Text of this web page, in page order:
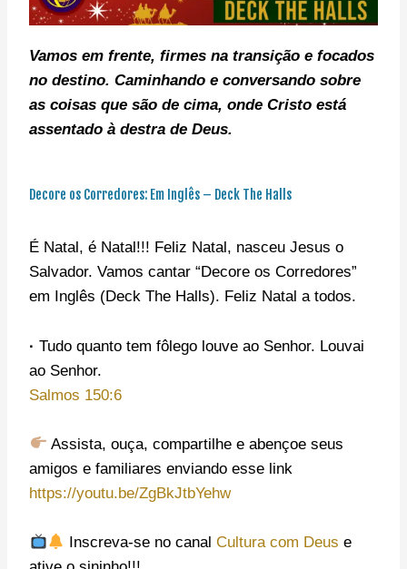
Vamos em frente, firmes na transição e focados
no destino. Caminhando e conversando sobre
as coisas que são de cima, onde Cristo está
assentado à destra de Deus.
Decore os Corredores: Em Inglês – Deck The Halls
É Natal, é Natal!!! Feliz Natal, nasceu Jesus o
Salvador. Vamos cantar “Decore os Corredores”
em Inglês (Deck The Halls). Feliz Natal a todos.
· Tudo quanto tem fôlego louve ao Senhor. Louvai
ao Senhor.
Salmos 150:6
Assista, ouça, compartilhe e abençoe seus
amigos e familiares enviando esse link
https://youtu.be/ZgBkJtbYehw
Inscreva-se no canalCultura com Deus e